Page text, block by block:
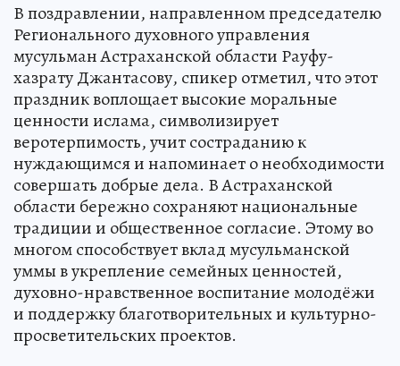
В поздравлении, направленном председателю
Регионального духовного управления
мусульман Астраханской области Рауфу-
хазрату Джантасову, спикер отметил, что этот
праздник воплощает высокие моральные
ценности ислама, символизирует
веротерпимость, учит состраданию к
нуждающимся и напоминает о необходимости
совершать добрые дела. В Астраханской
области бережно сохраняют национальные
традиции и общественное согласие. Этому во
многом способствует вклад мусульманской
уммы в укрепление семейных ценностей,
духовно-нравственное воспитание молодёжи
и поддержку благотворительных и культурно-
просветительских проектов.